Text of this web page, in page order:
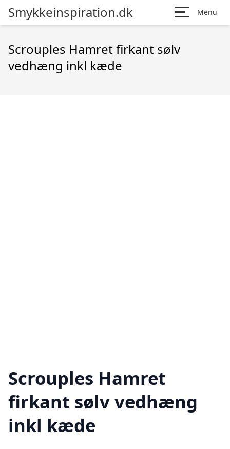
Smykkeinspiration.dk Menu
Scrouples Hamret firkant sølv
vedhæng inkl kæde
Scrouples Hamret
firkant sølv vedhæng
inkl kæde